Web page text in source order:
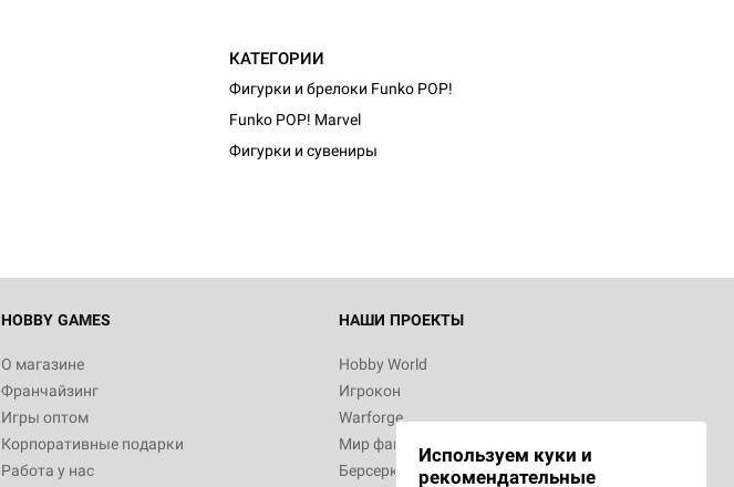
КАТЕГОРИИ
Фигурки и брелоки Funko POP!
Funko POP! Marvel
Фигурки и сувениры
HOBBY GAMES
О магазине
Франчайзинг
Игры оптом
Корпоративные подарки
Работа у нас
НАШИ ПРОЕКТЫ
Hobby World
Игрокон
Warforge
Мир фантастики
Берсерк
Используем куки и
рекомендательные